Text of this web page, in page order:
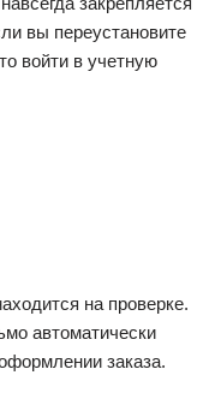
вы переустановите
войти в учетную
на проверке.
автоматически
заказа.